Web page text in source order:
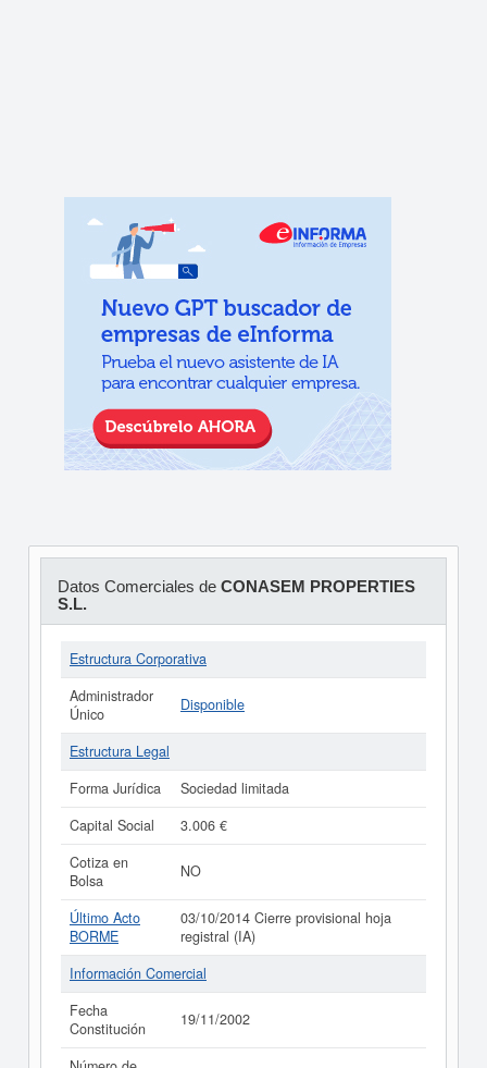
Datos Comerciales de CONASEM PROPERTIES
S.L.
Estructura Corporativa
Administrador
Único
Disponible
Estructura Legal
Forma Jurídica
Sociedad limitada
Capital Social
3.006 €
Cotiza en
Bolsa
NO
Último Acto
BORME
03/10/2014 Cierre provisional hoja
registral (IA)
Información Comercial
Fecha
Constitución
19/11/2002